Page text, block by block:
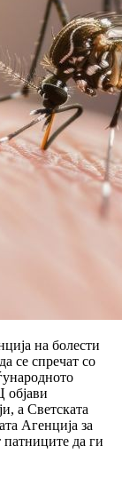
на болести
се спречат со
а Светската
Агенција за
да ги